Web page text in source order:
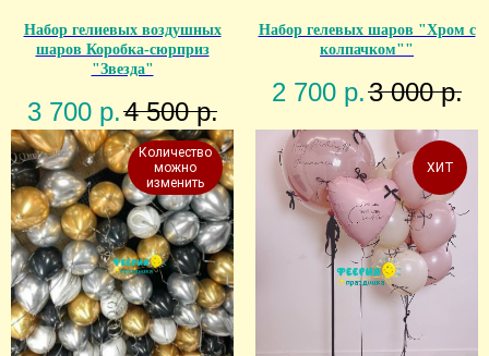
Набор гелиевых воздушных
шаров Коробка-сюрприз
"Звезда"
3 700 р.4 500 р.
Набор гелевых шаров "Хром с
колпачком""
2 700 р.3 000 р.
Количество
можно
изменить
ХИТ